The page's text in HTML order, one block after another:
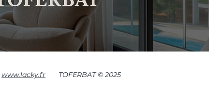
www.lacky.fr TOFERBAT © 2025